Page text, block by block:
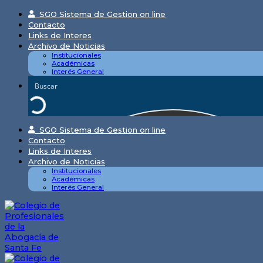
Skip
content
SGO Sistema de Gestion on line
Contacto
Links de Interes
Archivo de Noticias
Institucionales
Académicas
Interés General
SGO Sistema de Gestion on line
Contacto
Links de Interes
Archivo de Noticias
Institucionales
Académicas
Interés General